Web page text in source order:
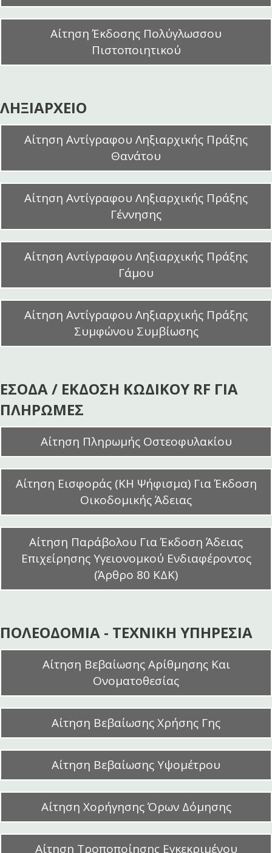
Αίτηση Έκδοσης Πολύγλωσσου
Πιστοποιητικού
ΛΗΞΙΑΡΧΕΙΟ
Αίτηση Αντίγραφου Ληξιαρχικής Πράξης
Θανάτου
Αίτηση Αντίγραφου Ληξιαρχικής Πράξης
Γέννησης
Αίτηση Αντίγραφου Ληξιαρχικής Πράξης
Γάμου
Αίτηση Αντίγραφου Ληξιαρχικής Πράξης
Συμφώνου Συμβίωσης
ΕΣΟΔΑ / EΚΔΟΣΗ ΚΩΔΙΚΟΥ RF ΓΙΑ
ΠΛΗΡΩΜΕΣ
Αίτηση Πληρωμής Οστεοφυλακίου
Αίτηση Εισφοράς (ΚΗ Ψήφισμα) Για Έκδοση
Οικοδομικής Άδειας
Αίτηση Παράβολου Για Έκδοση Άδειας
Επιχείρησης Υγειονομκού Ενδιαφέροντος
(Άρθρο 80 ΚΔΚ)
ΠΟΛΕΟΔΟΜΙΑ - ΤΕΧΝΙΚΗ ΥΠΗΡΕΣΙΑ
Αίτηση Βεβαίωσης Αρίθμησης Και
Ονοματοθεσίας
Αίτηση Βεβαίωσης Χρήσης Γης
Αίτηση Βεβαίωσης Υψομέτρου
Αίτηση Χορήγησης Όρων Δόμησης
Αίτηση Τροποποίησης Εγκεκριμένου